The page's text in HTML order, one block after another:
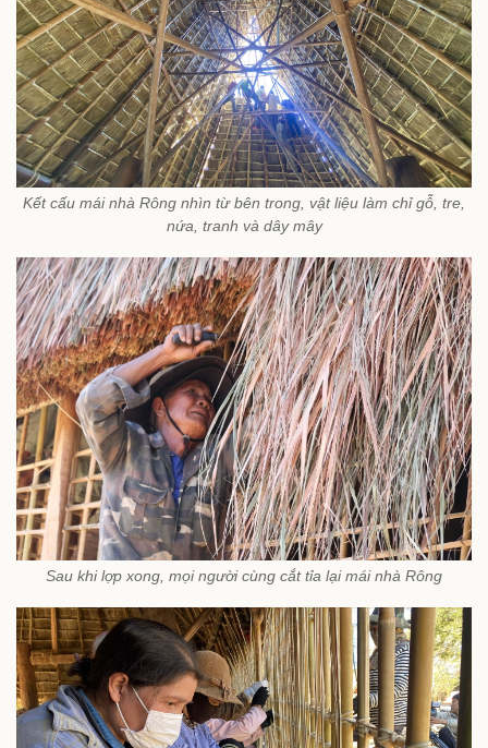
Kết cấu mái nhà Rông nhìn từ bên trong, vật liệu làm chỉ gỗ, tre,
nứa, tranh và dây mây
Sau khi lợp xong, mọi người cùng cắt tỉa lại mái nhà Rông